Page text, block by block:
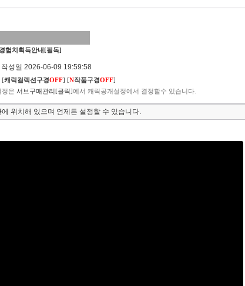
경험치획득안내[필독]
작성일 2026-06-09 19:59:58
[캐릭컬렉션구경OFF] [N작품구경OFF]
은 서브구매관리[클릭]에서 캐릭공개설정에서 결정할수 있습니다.
위치해 있으며 언제든 설정할 수 있습니다.